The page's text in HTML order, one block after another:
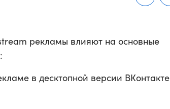
рекламы влияют на основные
в десктопной версии ВКонтакте